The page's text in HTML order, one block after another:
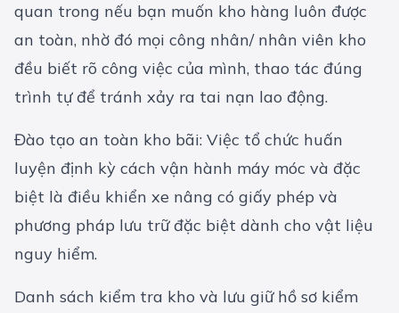
quan trong nếu bạn muốn kho hàng luôn được
an toàn, nhờ đó mọi công nhân/ nhân viên kho
đều biết rõ công việc của mình, thao tác đúng
trình tự để tránh xảy ra tai nạn lao động.
Đào tạo an toàn kho bãi: Việc tổ chức huấn
luyện định kỳ cách vận hành máy móc và đặc
biệt là điều khiển xe nâng có giấy phép và
phương pháp lưu trữ đặc biệt dành cho vật liệu
nguy hiểm.
Danh sách kiểm tra kho và lưu giữ hồ sơ kiểm